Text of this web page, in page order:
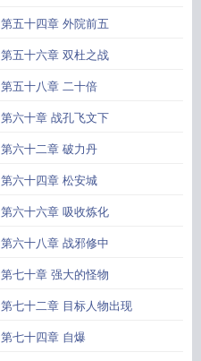
第五十四章 外院前五
第五十六章 双杜之战
第五十八章 二十倍
第六十章 战孔飞文下
第六十二章 破力丹
第六十四章 松安城
第六十六章 吸收炼化
第六十八章 战邪修中
第七十章 强大的怪物
第七十二章 目标人物出现
第七十四章 自爆